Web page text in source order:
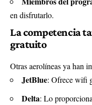
en disfrutarlo.
La competencia
gratuito
Otras aerolíneas ya han
JetBlue: Ofrece wifi
Delta: Lo